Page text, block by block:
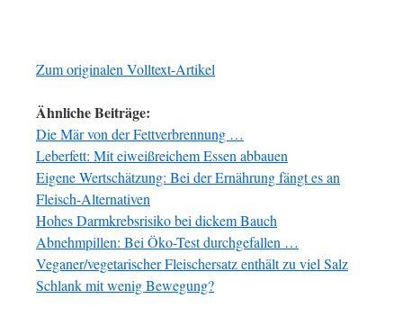
Zum originalen Volltext-Artikel
Ähnliche Beiträge:
Die Mär von der Fettverbrennung …
Leberfett: Mit eiweißreichem Essen abbauen
Eigene Wertschätzung: Bei der Ernährung fängt es an
Fleisch-Alternativen
Hohes Darmkrebsrisiko bei dickem Bauch
Abnehmpillen: Bei Öko-Test durchgefallen …
Veganer/vegetarischer Fleischersatz enthält zu viel Salz
Schlank mit wenig Bewegung?